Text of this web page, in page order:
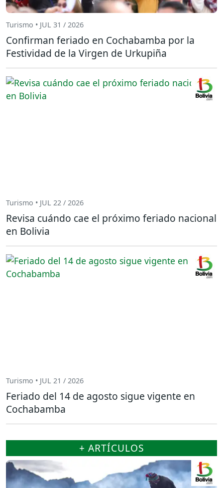
Turismo • JUL 31 / 2026
Confirman feriado en Cochabamba por la
Festividad de la Virgen de Urkupiña
Turismo • JUL 22 / 2026
Revisa cuándo cae el próximo feriado nacional
en Bolivia
Turismo • JUL 21 / 2026
Feriado del 14 de agosto sigue vigente en
Cochabamba
+ ARTÍCULOS